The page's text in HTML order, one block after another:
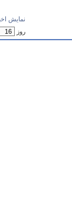
نمايش
روز